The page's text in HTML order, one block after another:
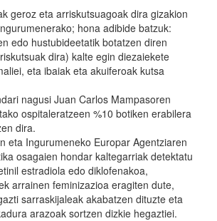
geroz eta arriskutsuagoak dira gizakion
hona adibide batzuk:
edo hustubideetatik botatzen diren
dira) kalte egin diezaiekete
eta ibaiak eta akuiferoak kutsa
nagusi Juan Carlos Mampasoren
ospitaleratzeen %10 botiken erabilera
dira.
eta Ingurumeneko Europar Agentziaren
osagaien hondar kaltegarriak detektatu
estradiola edo diklofenakoa,
arrainen feminizazioa eragiten dute,
sarraskijaleak akabatzen dituzte eta
arazoak sortzen dizkie hegaztiei.